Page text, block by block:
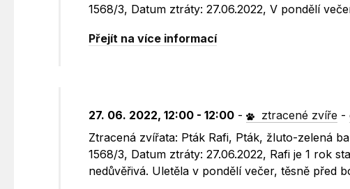
1568/3, Datum ztráty: 27.06.2022, V pondělí
Přejít na více informací
27. 06. 2022, 12:00 - 12:00 - ztracené zvíře -
Ztracená zvířata: Pták Rafi, Pták, žluto-zelená
1568/3, Datum ztráty: 27.06.2022, Rafi je 1 rok
nedůvěřivá. Uletěla v pondělí večer, těsně před